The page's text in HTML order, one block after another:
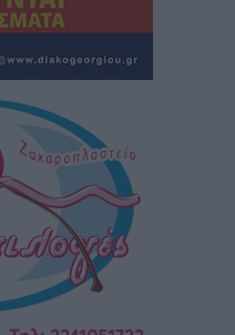
για την παρθενική
του άτυχου Ιάκωβου
Μπρένο Σαλβατιέρα